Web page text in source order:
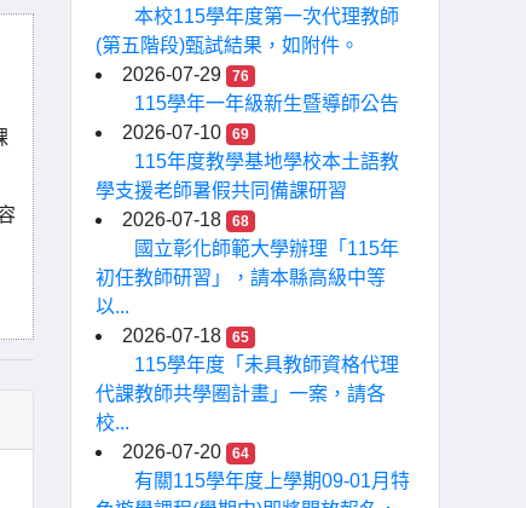
本校115學年度第一次代理教師
(第五階段)甄試結果，如附件。
2026-07-29
76
115學年一年級新生暨導師公告
2026-07-10
69
115年度教學基地學校本土語教
學支援老師暑假共同備課研習
2026-07-18
68
國立彰化師範大學辦理「115年
初任教師研習」，請本縣高級中等
以...
2026-07-18
65
115學年度「未具教師資格代理
代課教師共學圈計畫」一案，請各
校...
2026-07-20
64
有關115學年度上學期09-01月特